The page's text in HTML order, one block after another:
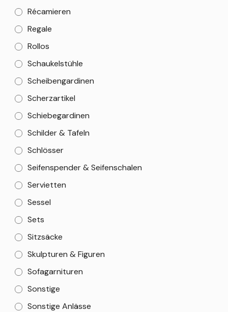
Récamieren
Regale
Rollos
Schaukelstühle
Scheibengardinen
Scherzartikel
Schiebegardinen
Schilder & Tafeln
Schlösser
Seifenspender & Seifenschalen
Servietten
Sessel
Sets
Sitzsäcke
Skulpturen & Figuren
Sofagarnituren
Sonstige
Sonstige Anlässe